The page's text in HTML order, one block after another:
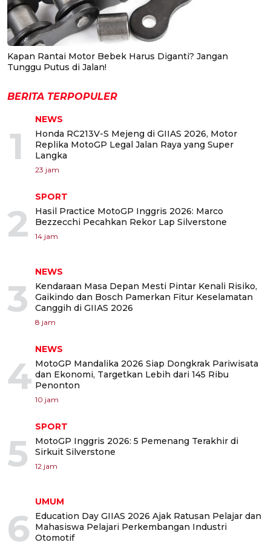
Kapan Rantai Motor Bebek Harus Diganti? Jangan
Tunggu Putus di Jalan!
BERITA TERPOPULER
1
NEWS
Honda RC213V-S Mejeng di GIIAS 2026, Motor
Replika MotoGP Legal Jalan Raya yang Super
Langka
23 jam
2
SPORT
Hasil Practice MotoGP Inggris 2026: Marco
Bezzecchi Pecahkan Rekor Lap Silverstone
14 jam
3
NEWS
Kendaraan Masa Depan Mesti Pintar Kenali Risiko,
Gaikindo dan Bosch Pamerkan Fitur Keselamatan
Canggih di GIIAS 2026
8 jam
4
NEWS
MotoGP Mandalika 2026 Siap Dongkrak Pariwisata
dan Ekonomi, Targetkan Lebih dari 145 Ribu
Penonton
10 jam
5
SPORT
MotoGP Inggris 2026: 5 Pemenang Terakhir di
Sirkuit Silverstone
12 jam
6
UMUM
Education Day GIIAS 2026 Ajak Ratusan Pelajar dan
Mahasiswa Pelajari Perkembangan Industri
Otomotif